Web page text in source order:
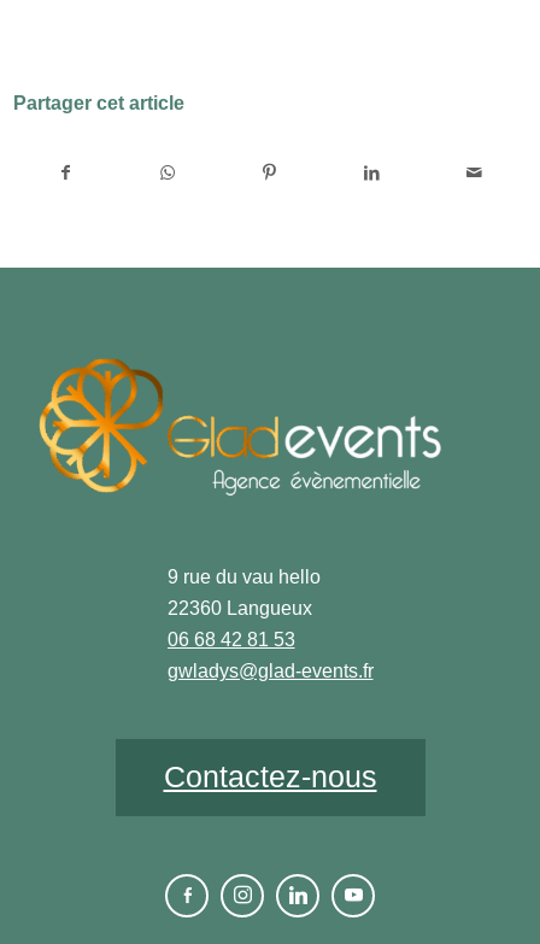
Partager cet article
9 rue du vau hello
22360 Langueux
06 68 42 81 53
gwladys@glad-events.fr
Contactez-nous